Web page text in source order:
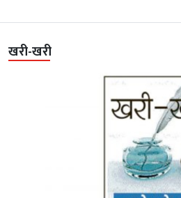
खरी-खरी